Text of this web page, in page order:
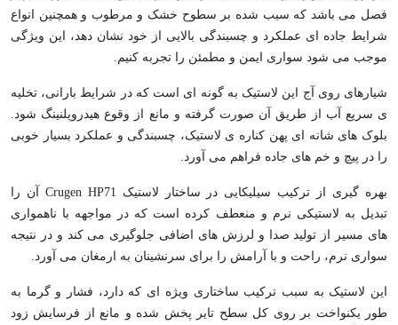
فصل می باشد که سبب شده بر سطوح خشک و مرطوب و همچنین انواع
شرایط جاده ای عملکرد و چسبندگی بالایی از خود نشان دهد، این ویژگی
موجب می شود سواری ایمن و مطمئن را تجربه کنیم.
شیارهای روی آج این لاستیک به گونه ای است که در شرایط بارانی، تخلیه
ی سریع آب از طریق آن صورت گرفته و مانع از وقوع هیدروپلنینگ شود.
بلوک های شانه ای پهن کناره ی لاستیک، چسبندگی و عملکرد بسیار خوبی
را در پیچ و خم های جاده فراهم می آورد.
بهره گیری از ترکیب سیلیکایی در ساختار لاستیک Crugen HP71 آن را
تبدیل به لاستیکی نرم و منعطف کرده است که در مواجهه با ناهمواری
های مسیر از تولید صدا و لرزش های اضافی جلوگیری می کند و در نتیجه
سواری نرم، راحت و با آرامش را برای سرنشینان به ارمغان می آورد.
این لاستیک به سبب ترکیب ساختاری ویژه ای که دارد، فشار و گرما به
طور یکنواخت بر روی کل سطح تایر پخش شده و مانع از فرسایش زود